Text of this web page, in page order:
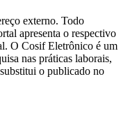
externo. Todo
apresenta o respectivo
O Cosif Eletrônico é um
nas práticas laborais,
o publicado no